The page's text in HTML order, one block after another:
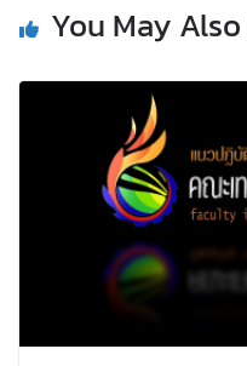
You May